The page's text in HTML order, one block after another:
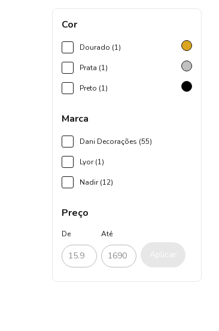
Cor
Dourado (1)
Prata (1)
Preto (1)
Marca
Dani Decorações (55)
Lyor (1)
Nadir (12)
Preço
De Até
Aplicar